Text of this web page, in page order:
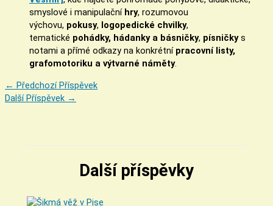
smyslové i manipulační hry, rozumovou
výchovu, pokusy, logopedické chvilky,
tematické pohádky, hádanky a básničky, písničkys
notami a přímé odkazy na konkrétní pracovní listy,
grafomotoriku a výtvarné náměty.
← Předchozí Příspěvek
Další Příspěvek →
Další příspěvky